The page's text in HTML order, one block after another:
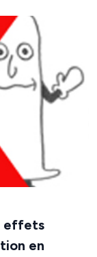
effets
en